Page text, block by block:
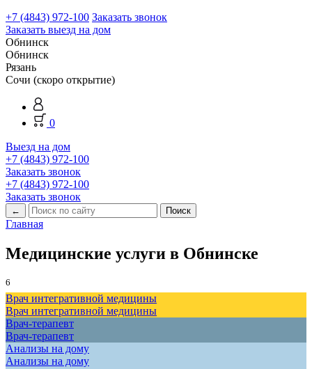
+7 (4843) 972-100 Заказать звонок
Заказать выезд на дом
Обнинск
Обнинск
Рязань
Сочи (скоро открытие)
0
Выезд на дом
+7 (4843) 972-100
Заказать звонок
+7 (4843) 972-100
Заказать звонок
←
Главная
Медицинские услуги в Обнинске
6
Врач интегративной медицины
Врач интегративной медицины
Врач-терапевт
Врач-терапевт
Анализы на дому
Анализы на дому